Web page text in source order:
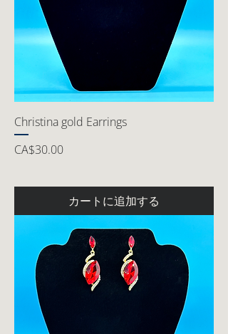
Christina gold Earrings
価格
CA$30.00
カートに追加する